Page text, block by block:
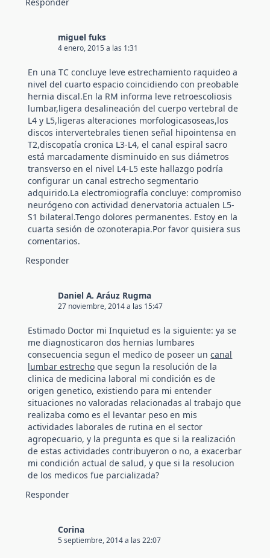
Responder
miguel fuks
4 enero, 2015 a las 1:31
En una TC concluye leve estrechamiento raquideo a
nivel del cuarto espacio coincidiendo con preobable
hernia discal.En la RM informa leve retroescoliosis
lumbar,ligera desalineación del cuerpo vertebral de
L4 y L5,ligeras alteraciones morfologicasoseas,los
discos intervertebrales tienen señal hipointensa en
T2,discopatía cronica L3-L4, el canal espiral sacro
está marcadamente disminuido en sus diámetros
transverso en el nivel L4-L5 este hallazgo podría
configurar un canal estrecho segmentario
adquirido.La electromiografía concluye: compromiso
neurógeno con actividad denervatoria actualen L5-
S1 bilateral.Tengo dolores permanentes. Estoy en la
cuarta sesión de ozonoterapia.Por favor quisiera sus
comentarios.
Responder
Daniel A. Aráuz Rugma
27 noviembre, 2014 a las 15:47
Estimado Doctor mi Inquietud es la siguiente: ya se
me diagnosticaron dos hernias lumbares
consecuencia segun el medico de poseer uncanal
lumbar estrecho que segun la resolución de la
clinica de medicina laboral mi condición es de
origen genetico, existiendo para mi entender
situaciones no valoradas relacionadas al trabajo que
realizaba como es el levantar peso en mis
actividades laborales de rutina en el sector
agropecuario, y la pregunta es que si la realización
de estas actividades contribuyeron o no, a exacerbar
mi condición actual de salud, y que si la resolucion
de los medicos fue parcializada?
Responder
Corina
5 septiembre, 2014 a las 22:07